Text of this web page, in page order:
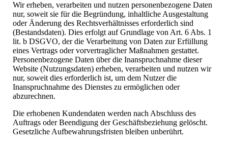
Wir erheben, verarbeiten und nutzen personenbezogene Daten
nur, soweit sie für die Begründung, inhaltliche Ausgestaltung
oder Änderung des Rechtsverhältnisses erforderlich sind
(Bestandsdaten). Dies erfolgt auf Grundlage von Art. 6 Abs. 1
lit. b DSGVO, der die Verarbeitung von Daten zur Erfüllung
eines Vertrags oder vorvertraglicher Maßnahmen gestattet.
Personenbezogene Daten über die Inanspruchnahme dieser
Website (Nutzungsdaten) erheben, verarbeiten und nutzen wir
nur, soweit dies erforderlich ist, um dem Nutzer die
Inanspruchnahme des Dienstes zu ermöglichen oder
abzurechnen.
Die erhobenen Kundendaten werden nach Abschluss des
Auftrags oder Beendigung der Geschäftsbeziehung gelöscht.
Gesetzliche Aufbewahrungsfristen bleiben unberührt.